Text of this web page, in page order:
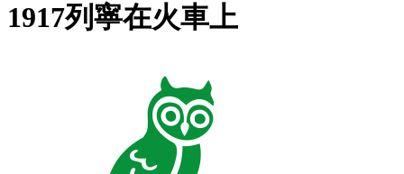
1917列寧在火車上